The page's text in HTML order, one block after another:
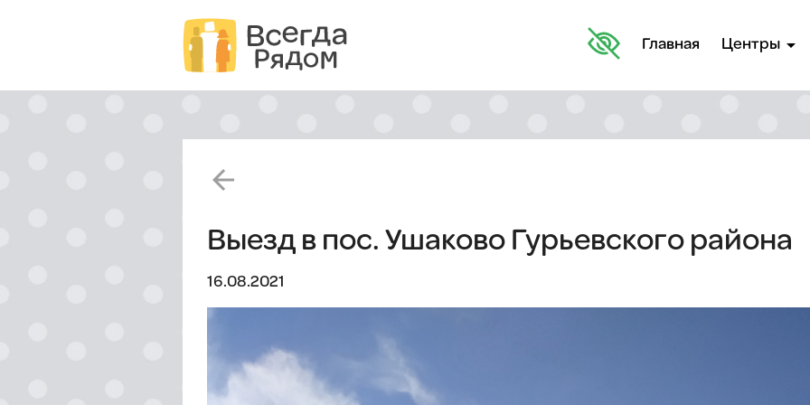
Главная Центры arrow_drop_down
arrow_back
Выезд в пос. Ушаково Гурьевского района
16.08.2021